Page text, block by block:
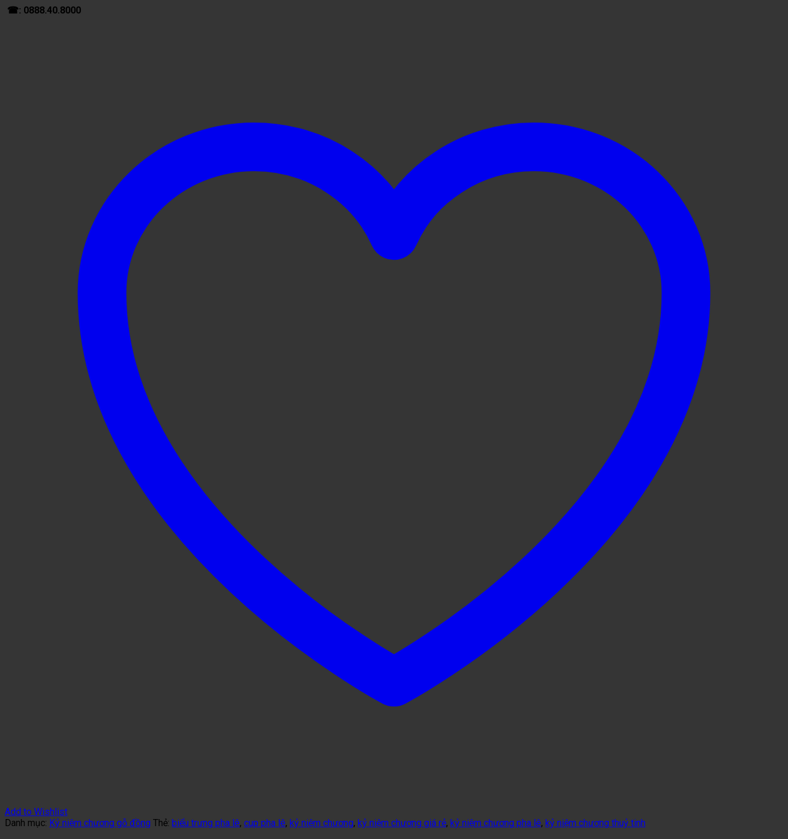
☎: 0888.40.8000
Add to Wishlist
Danh mục: Kỷ niệm chương gỗ đồng Thẻ: biểu trưng pha lê, cup pha lê, kỷ niệm chương, kỷ niệm chương giá rẻ, kỷ niệm chương pha lê, kỷ niệm chương thuỷ tinh